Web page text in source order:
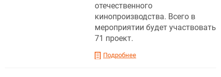
отечественного
кинопроизводства. Всего в
мероприятии будет участвовать
71 проект.
Подробнее